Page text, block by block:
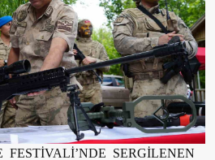
SERGİLENEN